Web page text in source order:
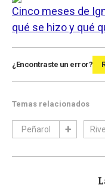
Cinco meses de
qué se hizo y qué
¿Encontraste un error?
Temas relacionados
Peñarol